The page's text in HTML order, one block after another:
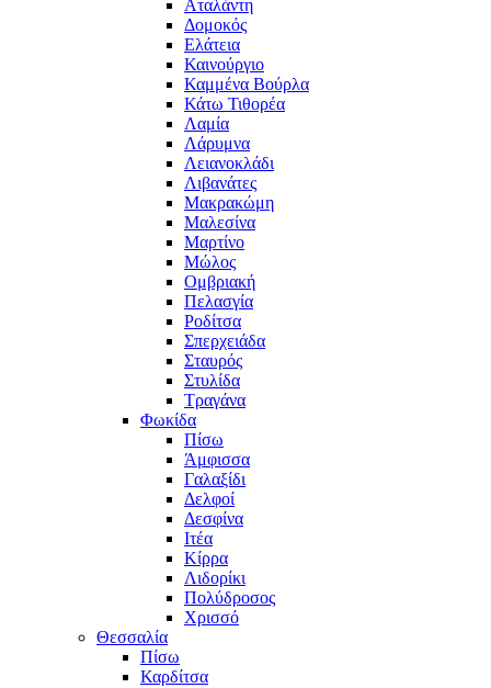
Αταλάντη
Δομοκός
Ελάτεια
Καινούργιο
Καμμένα Βούρλα
Κάτω Τιθορέα
Λαμία
Λάρυμνα
Λειανοκλάδι
Λιβανάτες
Μακρακώμη
Μαλεσίνα
Μαρτίνο
Μώλος
Ομβριακή
Πελασγία
Ροδίτσα
Σπερχειάδα
Σταυρός
Στυλίδα
Τραγάνα
Φωκίδα
Πίσω
Άμφισσα
Γαλαξίδι
Δελφοί
Δεσφίνα
Ιτέα
Κίρρα
Λιδορίκι
Πολύδροσος
Χρισσό
Θεσσαλία
Πίσω
Καρδίτσα